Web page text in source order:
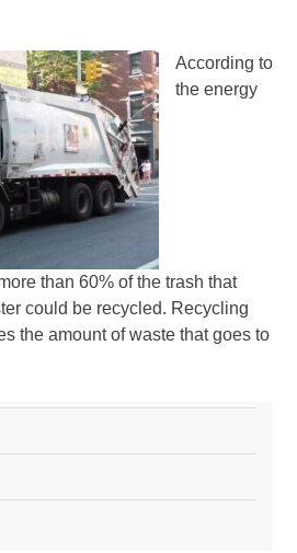
According to
the energy
than 60% of the trash that
could be recycled. Recycling
the amount of waste that goes to